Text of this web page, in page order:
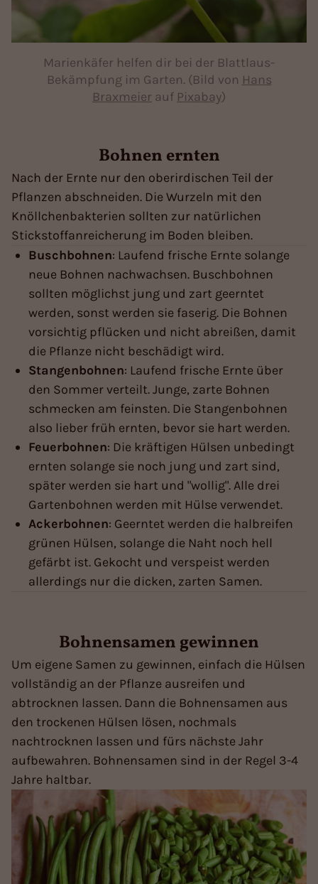
Marienkäfer helfen dir bei der Blattlaus-
Bekämpfung im Garten. (Bild von Hans
Braxmeier auf Pixabay)
Bohnen ernten
Nach der Ernte nur den oberirdischen Teil der
Pflanzen abschneiden. Die Wurzeln mit den
Knöllchenbakterien sollten zur natürlichen
Stickstoffanreicherung im Boden bleiben.
Buschbohnen: Laufend frische Ernte solange
neue Bohnen nachwachsen. Buschbohnen
sollten möglichst jung und zart geerntet
werden, sonst werden sie faserig. Die Bohnen
vorsichtig pflücken und nicht abreißen, damit
die Pflanze nicht beschädigt wird.
Stangenbohnen: Laufend frische Ernte über
den Sommer verteilt. Junge, zarte Bohnen
schmecken am feinsten. Die Stangenbohnen
also lieber früh ernten, bevor sie hart werden.
Feuerbohnen: Die kräftigen Hülsen unbedingt
ernten solange sie noch jung und zart sind,
später werden sie hart und "wollig". Alle drei
Gartenbohnen werden mit Hülse verwendet.
Ackerbohnen: Geerntet werden die halbreifen
grünen Hülsen, solange die Naht noch hell
gefärbt ist. Gekocht und verspeist werden
allerdings nur die dicken, zarten Samen.
Bohnensamen gewinnen
Um eigene Samen zu gewinnen, einfach die Hülsen
vollständig an der Pflanze ausreifen und
abtrocknen lassen. Dann die Bohnensamen aus
den trockenen Hülsen lösen, nochmals
nachtrocknen lassen und fürs nächste Jahr
aufbewahren. Bohnensamen sind in der Regel 3-4
Jahre haltbar.